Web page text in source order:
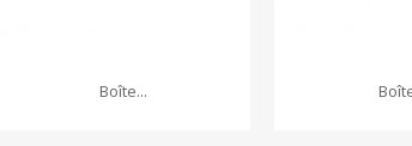
Boîte...